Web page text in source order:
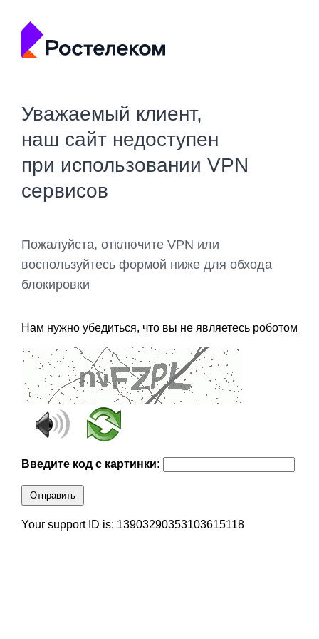
Уважаемый клиент,
наш сайт недоступен
при использовании VPN
сервисов
Пожалуйста, отключите VPN или
воспользуйтесь формой ниже для обхода
блокировки
Нам нужно убедиться, что вы не являетесь роботом
Введите код с картинки:
Отправить
Your support ID is: 13903290353103615118